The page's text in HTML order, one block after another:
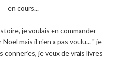
en cours...
je voulais en commander
mais il n'en a pas voulu... " je
conneries, je veux de vrais livres